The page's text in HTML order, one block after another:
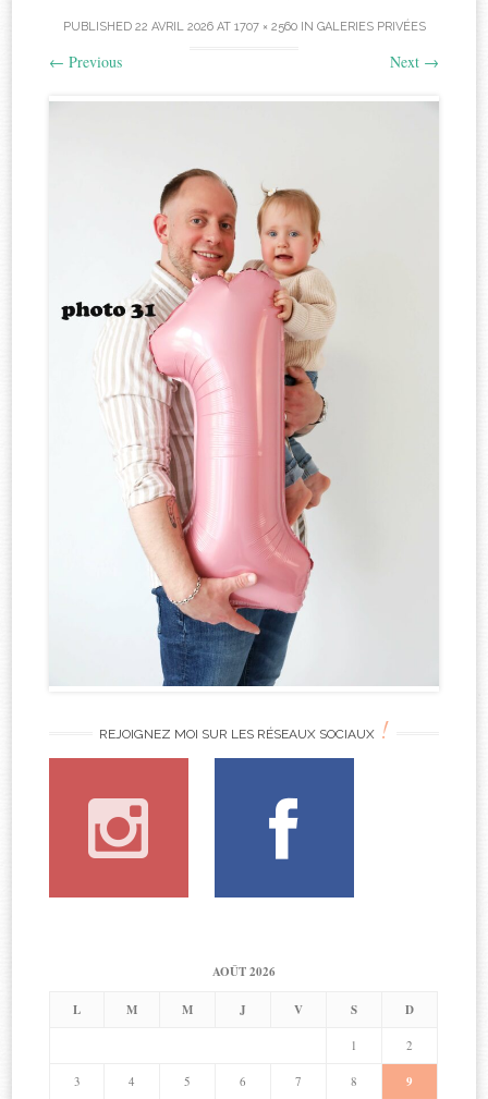
PUBLISHED 22 AVRIL 2026AT 1707 × 2560IN GALERIES PRIVÉES
← Previous Next →
REJOIGNEZ MOI SUR LES RÉSEAUX SOCIAUX !
AOÛT 2026
L M M J V S D
1 2
3 4 5 6 7 8 9